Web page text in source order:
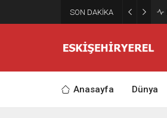
SON DAKİKA
Anasayfa Dünya